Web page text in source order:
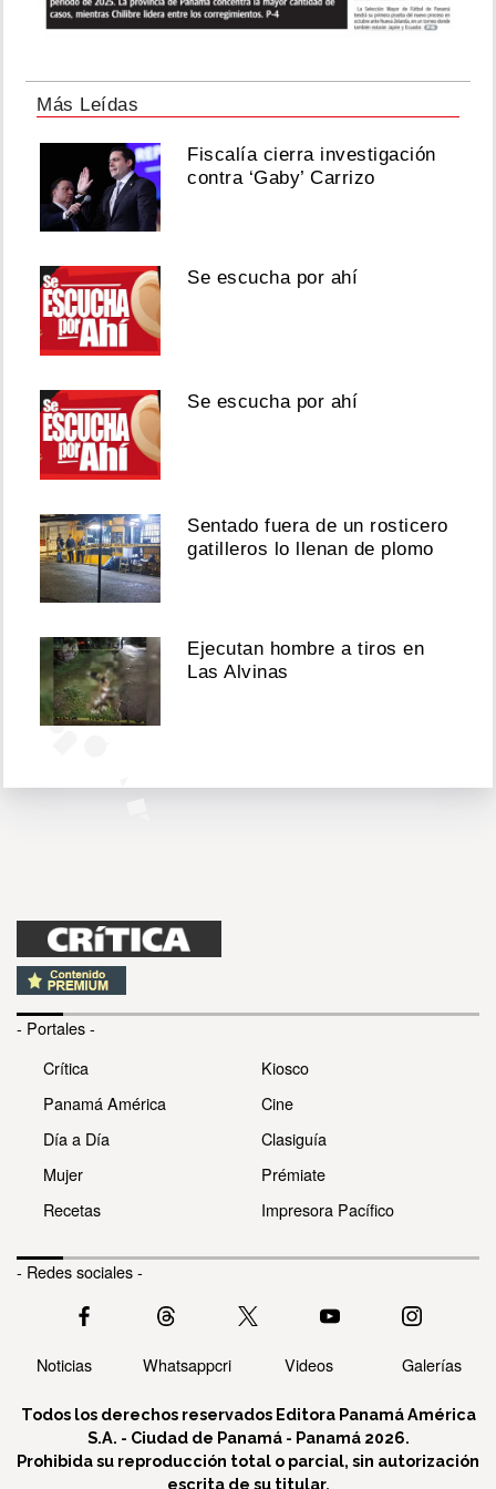
08,
Crisis
Coclé
deja
locales
y
ventas
por
el
piso
Agosto
08,
2026
Ver
publicación
en
Instagram
Más Leídas
Fiscalía cierra investigación
contra ‘Gaby’ Carrizo
Se escucha por ahí
Se escucha por ahí
Sentado fuera de un rosticero
gatilleros lo llenan de plomo
Ejecutan hombre a tiros en
Las Alvinas
- Portales -
Crítica
Panamá América
Día a Día
Mujer
Recetas
Kiosco
Cine
Clasiguía
Prémiate
Impresora Pacífico
- Redes sociales -
Noticias Whatsappcri Videos Galerías
Todos los derechos reservados Editora Panamá América
S.A. - Ciudad de Panamá - Panamá 2026.
Prohibida su reproducción total o parcial, sin autorización
escrita de su titular.